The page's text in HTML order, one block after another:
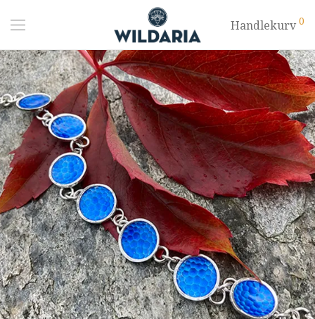
Handlekurv 0